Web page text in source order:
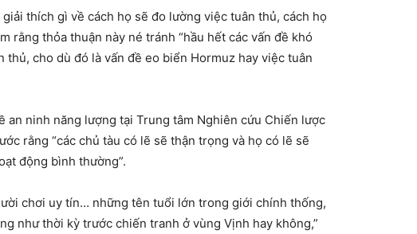
thích gì về cách họ sẽ đo lường việc tuân thủ, cách họ
rằng thỏa thuận này né tránh “hầu hết các vấn đề khó
thủ, cho dù đó là vấn đề eo biển Hormuz hay việc tuân
an ninh năng lượng tại Trung tâm Nghiên cứu Chiến lược
rằng “các chủ tàu có lẽ sẽ thận trọng và họ có lẽ sẽ
động bình thường”.
chơi uy tín… những tên tuổi lớn trong giới chính thống,
như thời kỳ trước chiến tranh ở vùng Vịnh hay không,”